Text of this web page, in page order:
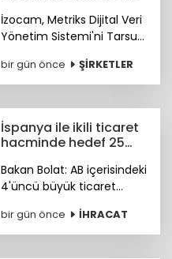
İzocam, Metriks Dijital Veri
Yönetim Sistemi'ni Tarsus
akıllı üretim dönemini
başlattı. Böylelikle üretim
tek merkezde toplanacak.
bir gün önce ŞİRKETLER
İspanya ile ikili ticaret
hacminde hedef 25
Bakan Bolat: AB içerisindeki
4'üncü büyük ticaret
ikili ticaret hacmimizi orta
vadede yıllık 25 milyar
bir gün önce İHRACAT